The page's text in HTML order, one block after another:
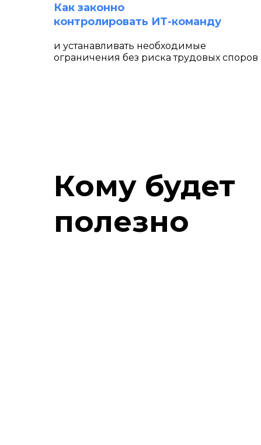
Как законно
контролировать ИТ-команду
и устанавливать необходимые
ограничения без риска трудовых споров
Кому будет
полезно